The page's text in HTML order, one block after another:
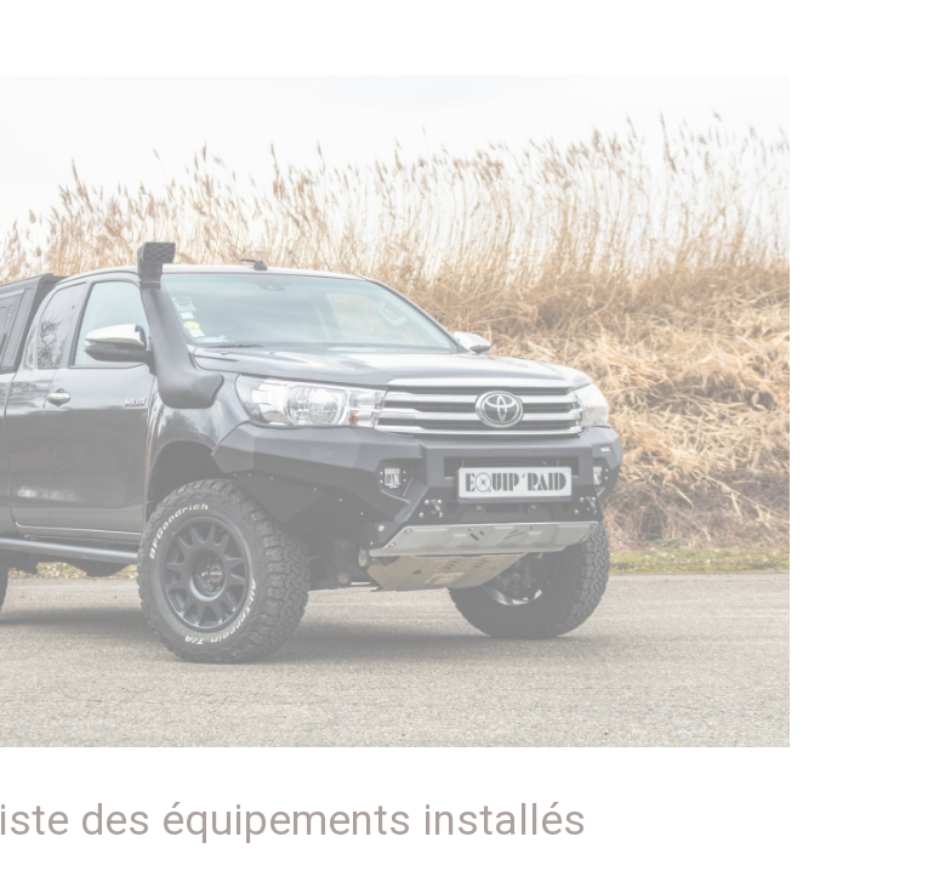
liste des équipements installés